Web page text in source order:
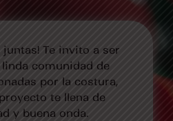
juntas! Te invito a ser
comunidad de
por la costura,
te llena de
y buena onda.